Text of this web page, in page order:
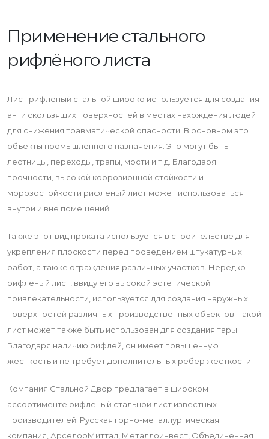
Применение стального
рифлёного листа
Лист рифленый стальной широко используется для создания
анти скользящих поверхностей в местах нахождения людей
для снижения травматической опасности. В основном это
объекты промышленного назначения. Это могут быть
лестницы, переходы, трапы, мости и т.д. Благодаря
прочности, высокой коррозионной стойкости и
морозостойкости рифленый лист может использоваться
внутри и вне помещений.
Также этот вид проката используется в строительстве для
укрепления плоскости перед проведением штукатурных
работ, а также ограждения различных участков. Нередко
рифленый лист, ввиду его высокой эстетической
привлекательности, используется для создания наружных
поверхностей различных производственных объектов. Такой
лист может также быть использован для создания тары.
Благодаря наличию рифлей, он имеет повышенную
жесткость и не требует дополнительных ребер жесткости.
Компания Стальной Двор предлагает в широком
ассортименте рифленый стальной лист известных
производителей: Русская горно-металлургическая
компания, АрселорМиттал, Металлоинвест, Объединенная